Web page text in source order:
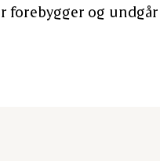
forebygger og undgår